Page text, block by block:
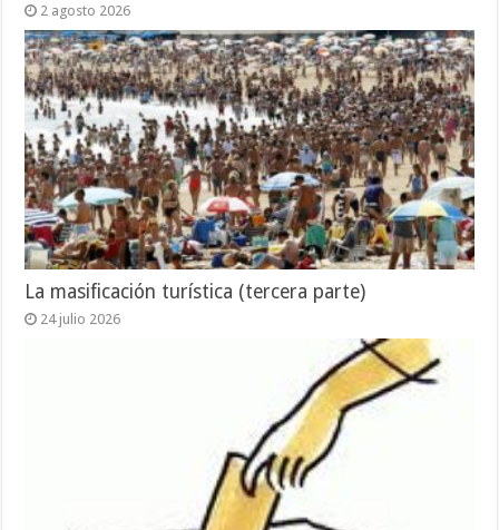
2 agosto 2026
La masificación turística (tercera parte)
24 julio 2026